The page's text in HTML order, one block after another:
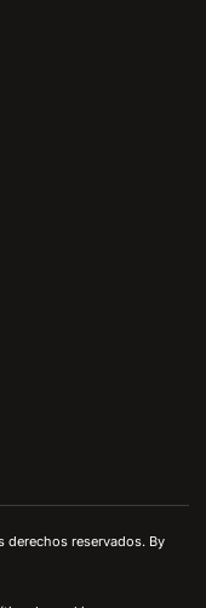
reservados. By